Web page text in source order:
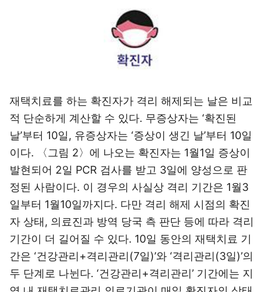
재택치료를 하는 확진자가 격리 해제되는 날은 비교
적 단순하게 계산할 수 있다. 무증상자는 ‘확진된
날’부터 10일, 유증상자는 ‘증상이 생긴 날’부터 10일
이다. 〈그림 2〉에 나오는 확진자는 1월1일 증상이
발현되어 2일 PCR 검사를 받고 3일에 양성으로 판
정된 사람이다. 이 경우의 사실상 격리 기간은 1월3
일부터 1월10일까지다. 다만 격리 해제 시점의 확진
자 상태, 의료진과 방역 당국 측 판단 등에 따라 격리
기간이 더 길어질 수 있다. 10일 동안의 재택치료 기
간은 ‘건강관리+격리관리(7일)’와 ‘격리관리(3일)’의
두 단계로 나뉜다. ‘건강관리+격리관리’ 기간에는 지